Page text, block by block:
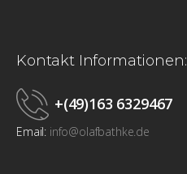
Kontakt Informationen:
+(49)163 6329467
Email: info@olafbathke.de